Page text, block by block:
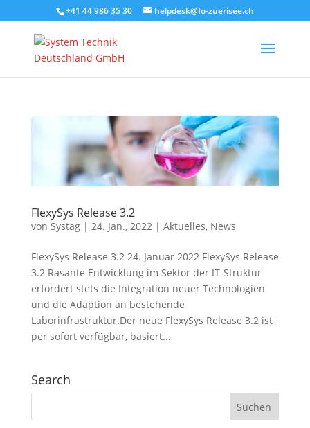
+41 44 986 35 30 helpdesk@fo-zuerisee.ch
FlexySys Release 3.2
von Systag| 24. Jan., 2022| Aktuelles, News
FlexySys Release 3.2 24. Januar 2022 FlexySys Release
3.2 Rasante Entwicklung im Sektor der IT-Struktur
erfordert stets die Integration neuer Technologien
und die Adaption an bestehende
Laborinfrastruktur.Der neue FlexySys Release 3.2 ist
per sofort verfügbar, basiert...
Search